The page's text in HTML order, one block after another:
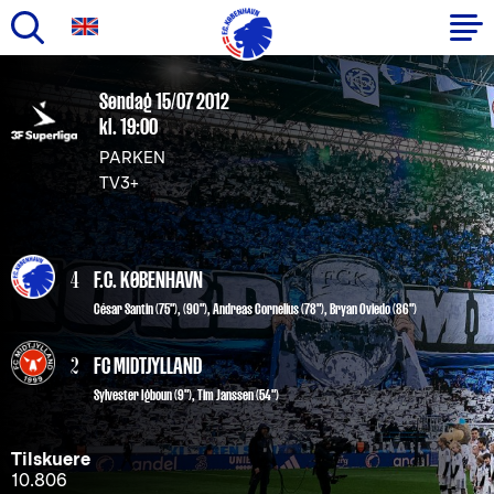
hovedindhold
Primær
navigation
Søndag 15/07 2012
kl. 19:00
PARKEN
TV3+
4 F.C. KØBENHAVN
César Santin(75"), (90"),Andreas Cornelius(78"),Bryan Oviedo(86")
2 FC MIDTJYLLAND
Sylvester Igboun (9"),Tim Janssen (54")
Tilskuere
10.806